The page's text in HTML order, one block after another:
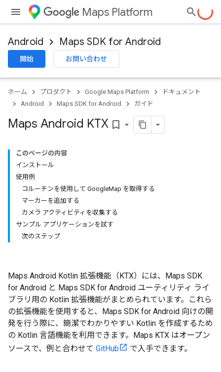
Maps Platform
Android Maps SDK for Android
開始 お問い合わせ
ホーム プロダクト Google Maps Platform
ドキュメント
Android
Maps SDK for Android ガイド
Maps Android KTX bookmark_border
このページの内容
インストール
使用例
コルーチンを使用して GoogleMap を取得する
マーカーを追加する
カメラ アクティビティを収集する
サンプル アプリケーションを試す
次のステップ
Maps Android Kotlin 拡張機能（KTX）には、Maps SDK
for Android と Maps SDK for Android ユーティリティ ライ
ブラリ用の Kotlin 拡張機能がまとめられています。これら
の拡張機能を使用すると、Maps SDK for Android 向けの開
発を行う際に、簡潔でわかりやすい Kotlin を作成するため
の Kotlin 言語機能を利用できます。Maps KTX はオープン
ソースで、例と合わせて GitHub で入手できます。